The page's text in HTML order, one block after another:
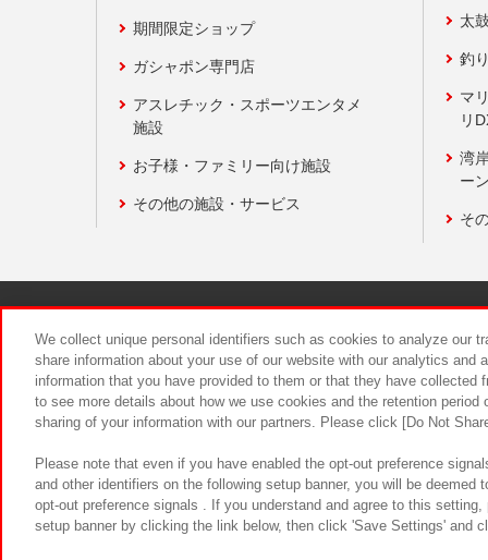
期間限定ショップ
ガシャポン専門店
アスレチック・スポーツエンタメ
施設
お子様・ファミリー向け施設
その他の施設・サービス
太
釣
マ
リ
湾
ー
そ
食品のご
We collect unique personal identifiers such as cookies to analyze our
share information about your use of our website with our analytics and
information that you have provided to them or that they have
to see more details about how we use cookies and the retention
sharing of your information with our partners. Please click [Do Not
Please note that even if you have enabled the opt-out preference
and other identifiers on the following setup banner, you will be
opt-out preference signals . If you understand and agree to this
setup banner by clicking the link below, then click 'Save Settings' and